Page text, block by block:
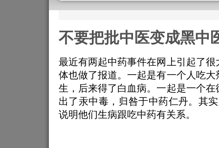
不要把批中医变成黑中
最近有两起中药事件在网上引起了很
体也做了报道。一起是有一个人吃大
生，后来得了白血病。一起是一个在
出了汞中毒，归咎于中药仁丹。其
说明他们生病跟吃中药有关系。